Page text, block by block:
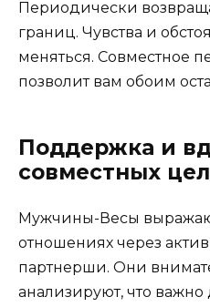
Периодически
границ. Чувства и
меняться. Совместное
позволит вам обоим
Поддержка и
совместных
Мужчины-Весы
отношениях через
партнерши. Они
анализируют, что важно